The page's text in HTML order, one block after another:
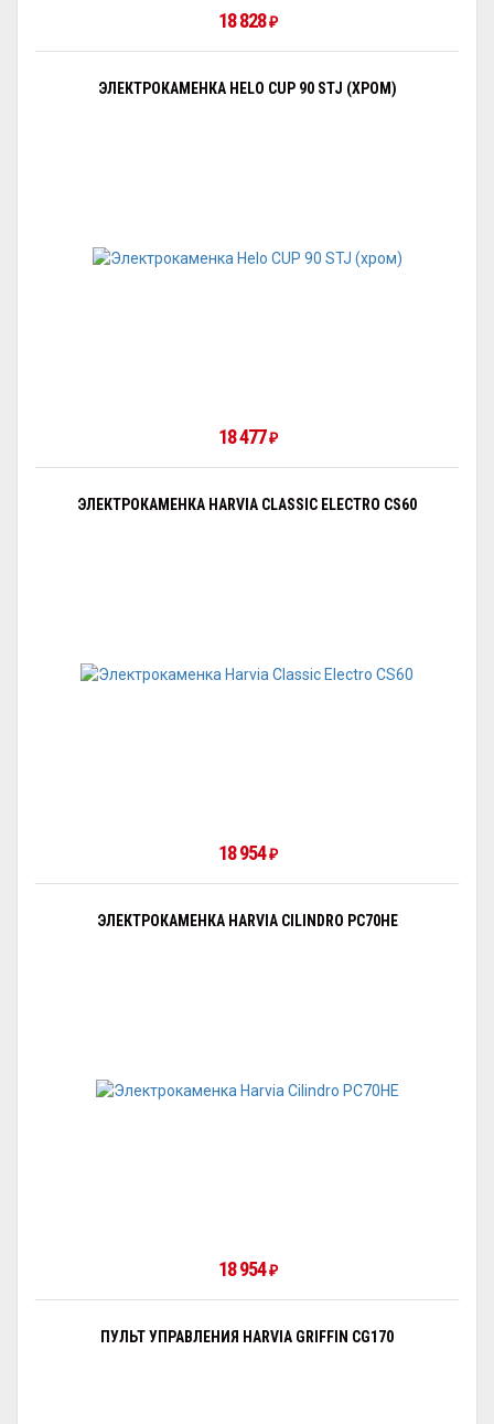
18 828₽
ЭЛЕКТРОКАМЕНКА HELO CUP 90 STJ (ХРОМ)
18 477₽
ЭЛЕКТРОКАМЕНКА HARVIA CLASSIC ELECTRO CS60
18 954₽
ЭЛЕКТРОКАМЕНКА HARVIA CILINDRO PC70HE
18 954₽
ПУЛЬТ УПРАВЛЕНИЯ HARVIA GRIFFIN CG170